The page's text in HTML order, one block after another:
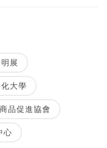
展
大學
品促進協會
心